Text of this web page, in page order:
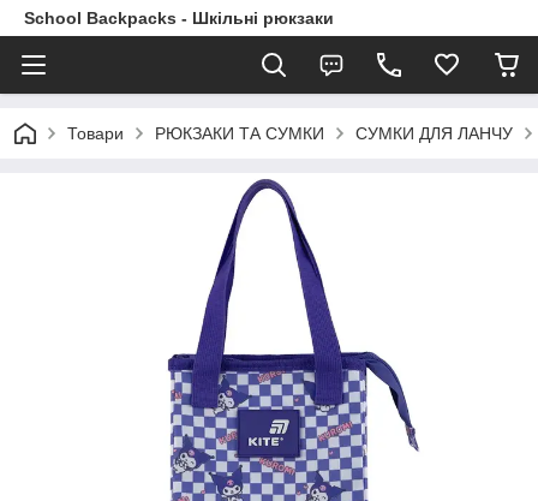
School Backpacks - Шкільні рюкзаки
Товари РЮКЗАКИ ТА СУМКИ СУМКИ ДЛЯ ЛАНЧУ